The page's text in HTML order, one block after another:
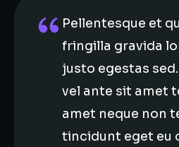
Pellentesque et
fringilla gravida
justo egestas
vel ante sit amet
amet neque non
tincidunt eget eu